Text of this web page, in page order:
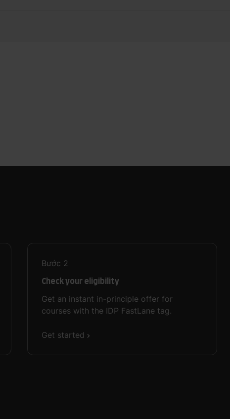
Bước 2
Check your eligibility
Get an instant in-principle offer for
courses with the IDP FastLane tag.
Get started